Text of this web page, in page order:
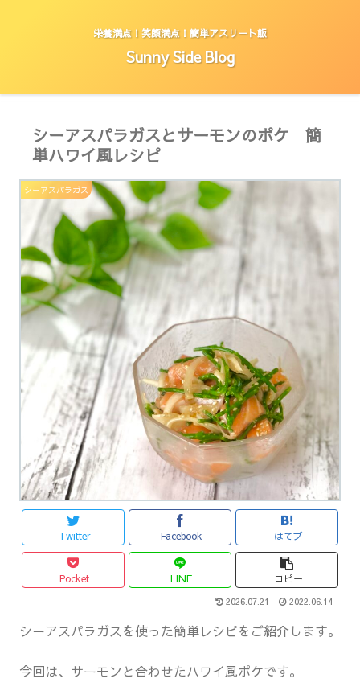
栄養満点！笑顔満点！簡単アスリート飯
Sunny Side Blog
シーアスパラガスとサーモンのポケ 簡
単ハワイ風レシピ
シーアスパラガス
Twitter Facebook はてブ
Pocket LINE コピー
2026.07.21 2022.06.14
シーアスパラガスを使った簡単レシピをご紹介します。
今回は、サーモンと合わせたハワイ風ポケです。